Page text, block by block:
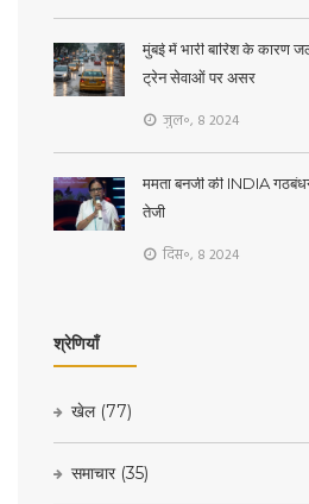
मुंबई में भारी बारिश के कारण
ट्रेन सेवाओं पर असर
जुल॰, 8 2024
ममता बनर्जी की INDIA
तेजी
दिस॰, 8 2024
श्रेणियाँ
खेल (77)
समाचार (35)